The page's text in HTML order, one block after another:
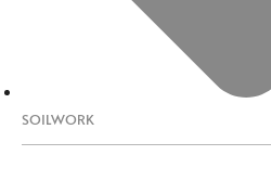
SOILWORK